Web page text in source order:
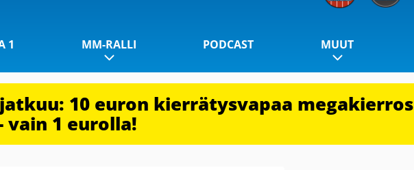
1 MM-RALLI PODCAST MUUT
10 euron kierrätysvapaa megakierros
vain 1 eurolla!